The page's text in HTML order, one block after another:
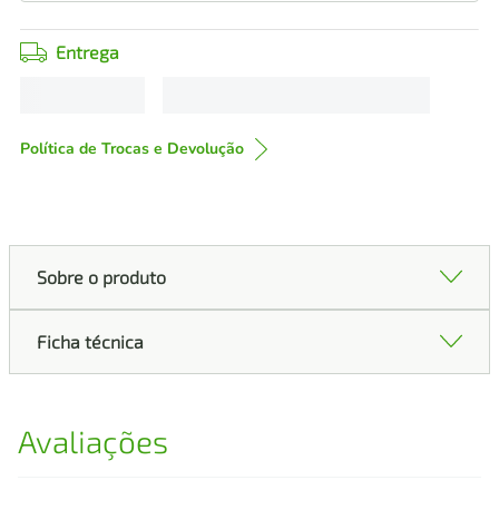
Entrega
Política de Trocas e Devolução
Sobre o produto
Ficha técnica
Avaliações